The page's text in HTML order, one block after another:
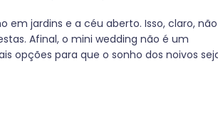
em jardins e a céu aberto. Isso, claro, não
Afinal, o mini wedding não é um
opções para que o sonho dos noivos